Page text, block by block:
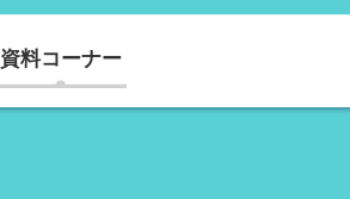
資料コーナー